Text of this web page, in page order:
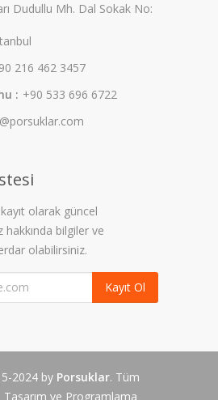
Dudullu Mh. Dal Sokak No:
216 462 3457
: +90 533 696 6722
olarak güncel
hakkında bilgiler ve
olabilirsiniz.
Kayıt Ol
2024 by Porsuklar. Tüm
Tasarım ve Programlama